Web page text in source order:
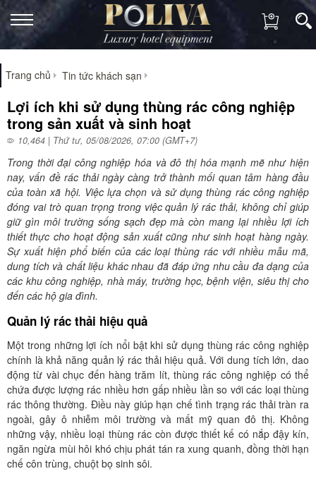
Trang chủ Tin tức khách sạn
Lợi ích khi sử dụng thùng rác công nghiệp
trong sản xuất và sinh hoạt
10,464 | Thứ tư, 05/08/2026, 07:00 (GMT+7)
Trong thời đại công nghiệp hóa và đô thị hóa mạnh mẽ như hiện
nay, vấn đề rác thải ngày càng trở thành mối quan tâm hàng đầu
của toàn xã hội. Việc lựa chọn và sử dụng thùng rác công nghiệp
đóng vai trò quan trọng trong việc quản lý rác thải, không chỉ giúp
giữ gìn môi trường sống sạch đẹp mà còn mang lại nhiều lợi ích
thiết thực cho hoạt động sản xuất cũng như sinh hoạt hàng ngày.
Sự xuất hiện phổ biến của các loại thùng rác với nhiều mẫu mã,
dung tích và chất liệu khác nhau đã đáp ứng nhu cầu đa dạng của
các khu công nghiệp, nhà máy, trường học, bệnh viện, siêu thị cho
đến các hộ gia đình.
Quản lý rác thải hiệu quả
Một trong những lợi ích nổi bật khi sử dụng thùng rác công nghiệp
chính là khả năng quản lý rác thải hiệu quả. Với dung tích lớn, dao
động từ vài chục đến hàng trăm lít, thùng rác công nghiệp có thể
chứa được lượng rác nhiều hơn gấp nhiều lần so với các loại thùng
rác thông thường. Điều này giúp hạn chế tình trạng rác thải tràn ra
ngoài, gây ô nhiễm môi trường và mất mỹ quan đô thị. Không
những vậy, nhiều loại thùng rác còn được thiết kế có nắp đậy kín,
ngăn ngừa mùi hôi khó chịu phát tán ra xung quanh, đồng thời hạn
chế côn trùng, chuột bọ sinh sôi.